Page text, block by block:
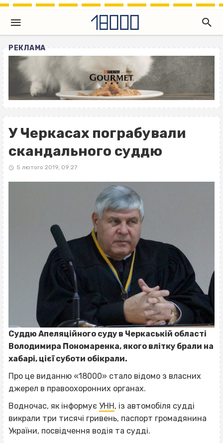
РЕКЛАМА
У Черкасах пограбували
скандального суддю
5 лютого 2019, 09:27
Суддю Апеляційного суду в Черкаській області
Володимира Пономаренка, якого влітку брали на
хабарі, цієї суботи обікрали.
Про це виданню «18000» стало відомо з власних
джерел в правоохоронних органах.
Водночас, як інформує УНН , із автомобіля судді
викрали три тисячі гривень, паспорт громадянина
України, посвідчення водія та судді.